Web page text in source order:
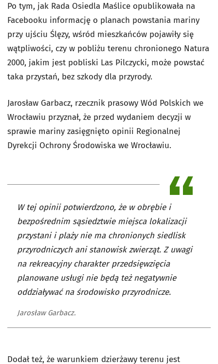
Po tym, jak Rada Osiedla Maślice opublikowała na
Facebooku informację o planach powstania mariny
przy ujściu Ślęzy, wśród mieszkańców pojawiły się
wątpliwości, czy w pobliżu terenu chronionego Natura
2000, jakim jest pobliski Las Pilczycki, może powstać
taka przystań, bez szkody dla przyrody.
Jarosław Garbacz, rzecznik prasowy Wód Polskich we
Wrocławiu przyznał, że przed wydaniem decyzji w
sprawie mariny zasięgnięto opinii Regionalnej
Dyrekcji Ochrony Środowiska we Wrocławiu.
W tej opinii potwierdzono, że w obrębie i
bezpośrednim sąsiedztwie miejsca lokalizacji
przystani i plaży nie ma chronionych siedlisk
przyrodniczych ani stanowisk zwierząt. Z uwagi
na rekreacyjny charakter przedsięwzięcia
planowane usługi nie będą też negatywnie
oddziaływać na środowisko przyrodnicze.
Jarosław Garbacz.
Dodał też, że warunkiem dzierżawy terenu jest